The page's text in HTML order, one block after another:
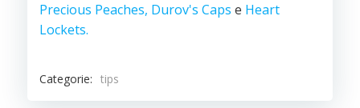
Precious Peaches, Durov's Caps e Heart
Lockets.
Categorie: tips